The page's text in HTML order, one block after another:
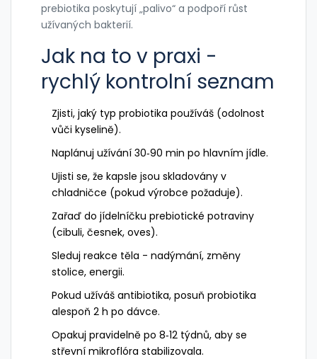
prebiotika poskytují „palivo“ a podpoří růst
užívaných bakterií.
Jak na to v praxi -
rychlý kontrolní seznam
Zjisti, jaký typ probiotika používáš (odolnost
vůči kyselině).
Naplánuj užívání 30‑90 min po hlavním jídle.
Ujisti se, že kapsle jsou skladovány v
chladničce (pokud výrobce požaduje).
Zařaď do jídelníčku prebiotické potraviny
(cibuli, česnek, oves).
Sleduj reakce těla - nadýmání, změny
stolice, energii.
Pokud užíváš antibiotika, posuň probiotika
alespoň 2 h po dávce.
Opakuj pravidelně po 8‑12 týdnů, aby se
střevní mikroflóra stabilizovala.